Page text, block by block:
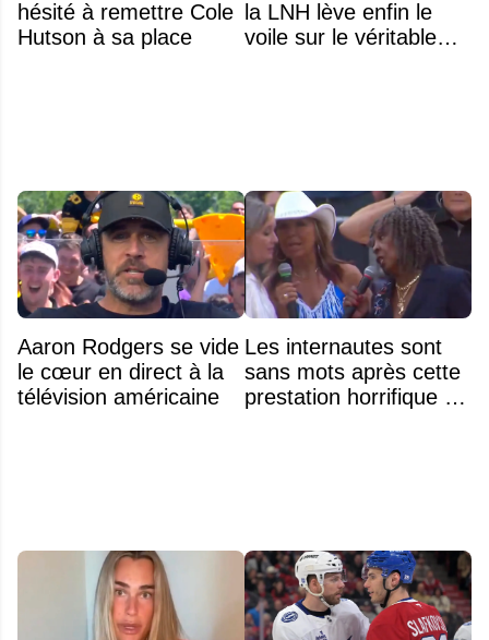
hésité à remettre Cole
Hutson à sa place
la LNH lève enfin le
voile sur le véritable
Aaron Rodgers se vide
le cœur en direct à la
télévision américaine
Les internautes sont
sans mots après cette
prestation horrifique de